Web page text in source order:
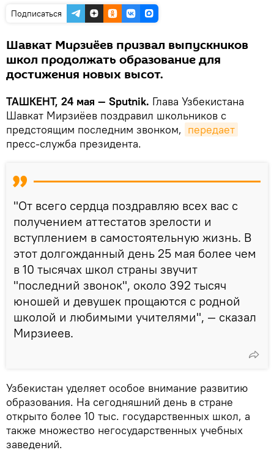
Подписаться
Шавкат Мирзиёев призвал выпускников
школ продолжать образование для
достижения новых высот.
ТАШКЕНТ, 24 мая — Sputnik. Глава Узбекистана
Шавкат Мирзиёев поздравил школьников с
предстоящим последним звонком, передает
пресс-служба президента.
"От всего сердца поздравляю всех вас с
получением аттестатов зрелости и
вступлением в самостоятельную жизнь. В
этот долгожданный день 25 мая более чем
в 10 тысячах школ страны звучит
"последний звонок", около 392 тысяч
юношей и девушек прощаются с родной
школой и любимыми учителями", — сказал
Мирзиеев.
Узбекистан уделяет особое внимание развитию
образования. На сегодняшний день в стране
открыто более 10 тыс. государственных школ, а
также множество негосударственных учебных
заведений.